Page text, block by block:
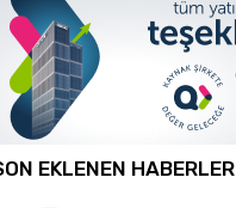
EKLENEN HABERLER